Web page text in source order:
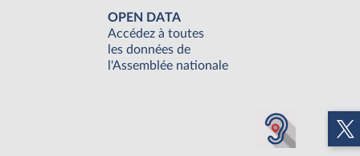
OPEN DATA
Accédez à toutes
les données de
l'Assemblée nationale